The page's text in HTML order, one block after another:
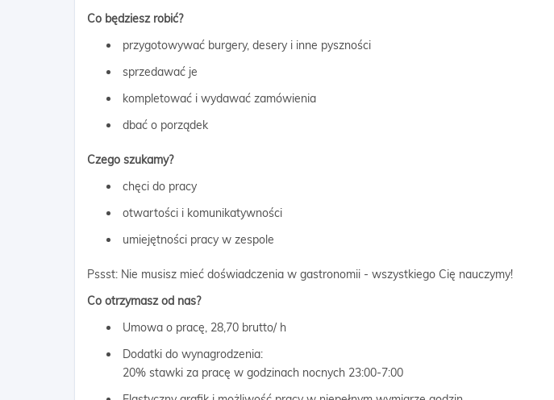
Co będziesz robić?
przygotowywać burgery, desery i inne pyszności
sprzedawać je
kompletować i wydawać zamówienia
dbać o porządek
Czego szukamy?
chęci do pracy
otwartości i komunikatywności
umiejętności pracy w zespole
Pssst: Nie musisz mieć doświadczenia w gastronomii - wszystkiego Cię nauczymy!
Co otrzymasz od nas?
Umowa o pracę, 28,70 brutto/ h
Dodatki do wynagrodzenia:
20% stawki za pracę w godzinach nocnych 23:00-7:00